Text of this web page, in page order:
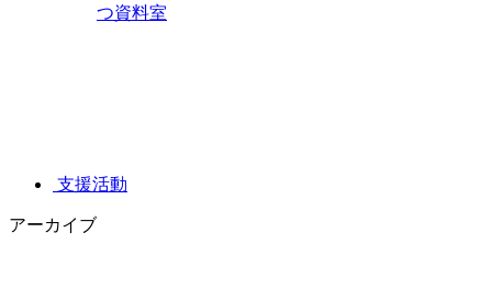
つ資料室
支援活動
アーカイブ